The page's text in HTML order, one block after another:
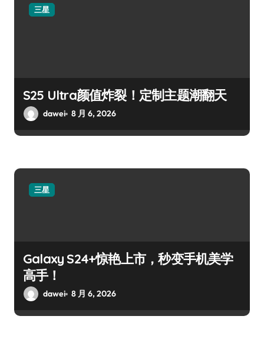
三星
S25 Ultra颜值炸裂！定制主题潮翻天
dawei 8 月 6, 2026
三星
Galaxy S24+惊艳上市，秒变手机美学
高手！
dawei 8 月 6, 2026